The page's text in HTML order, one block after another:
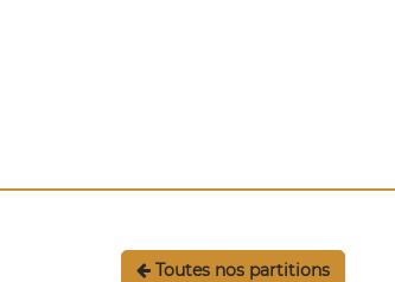
Toutes nos partitions